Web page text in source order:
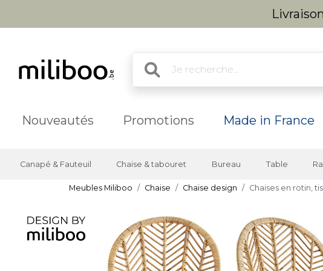
Nouveautés Promotions Made in France
Canapé & Fauteuil Chaise & tabouret Bureau Table
Meubles Miliboo Chaise Chaise design Chaises en rotin,